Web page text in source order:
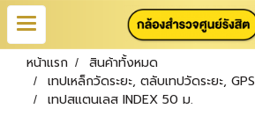
หน้าแรก
สินค้าทั้งหมด
เทปเหล็กวัดระยะ, ตลับเทปวัดระยะ, GPS
เทปสแตนเลส INDEX 50 ม.